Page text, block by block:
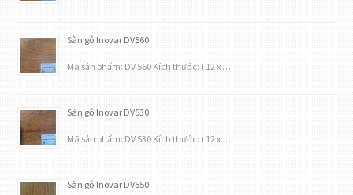
Sàn gỗ Inovar DV560
Mã sản phẩm: DV 560 Kích thước: ( 12 x …
Sàn gỗ Inovar DV530
Mã sản phẩm: DV 530 Kích thước: ( 12 x …
Sàn gỗ Inovar DV550